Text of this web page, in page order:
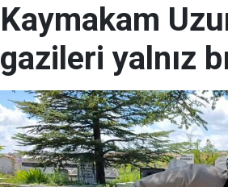
Kaymakam
gazileri yalnız